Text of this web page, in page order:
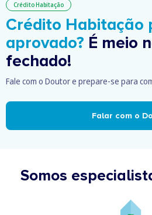
Crédito Habitação
Crédito Habitação
aprovado? É meio
fechado!
Fale com o Doutor e prepare-se para
Falar com o
Somos